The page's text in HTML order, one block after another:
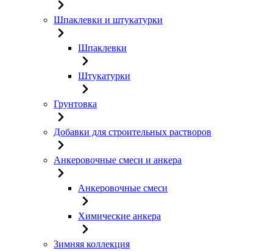
Шпаклевки и штукатурки
Шпаклевки
Штукатурки
Грунтовка
Добавки для строительных растворов
Анкеровочные смеси и анкера
Анкеровочные смеси
Химические анкера
Зимняя коллекция